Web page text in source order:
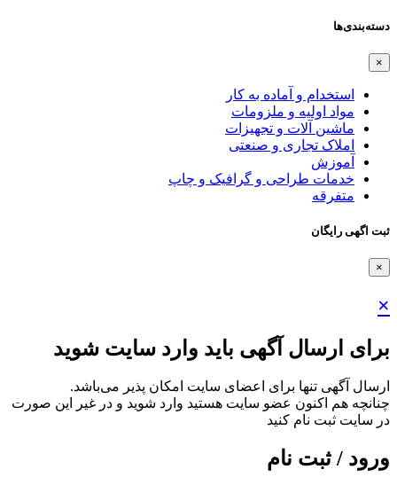
دسته‌بندی‌ها
×
استخدام و آماده به کار
مواد اولیه و ملزومات
ماشین آلات و تجهیزات
املاک تجاری و صنعتی
آموزش
خدمات طراحی و گرافیک و چاپ
متفرقه
ثبت اگهی رایگان
×
×
برای ارسال آگهی باید وارد سایت شوید
ارسال آگهی تنها برای اعضای سایت امکان پذیر می‌باشد.
چنانچه هم‌ اکنون عضو سایت هستید وارد شوید و در غیر این صورت
در سایت ثبت نام کنید
ورود / ثبت نام